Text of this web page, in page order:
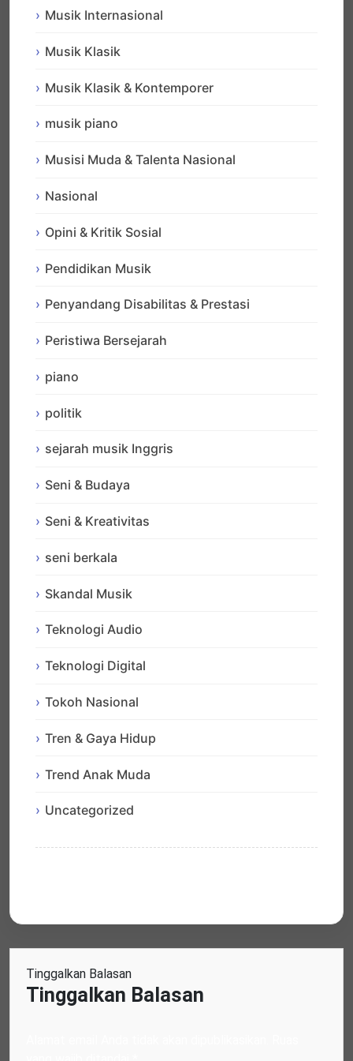
Musik Internasional
Musik Klasik
Musik Klasik & Kontemporer
musik piano
Musisi Muda & Talenta Nasional
Nasional
Opini & Kritik Sosial
Pendidikan Musik
Penyandang Disabilitas & Prestasi
Peristiwa Bersejarah
piano
politik
sejarah musik Inggris
Seni & Budaya
Seni & Kreativitas
seni berkala
Skandal Musik
Teknologi Audio
Teknologi Digital
Tokoh Nasional
Tren & Gaya Hidup
Trend Anak Muda
Uncategorized
Tinggalkan Balasan
Tinggalkan Balasan